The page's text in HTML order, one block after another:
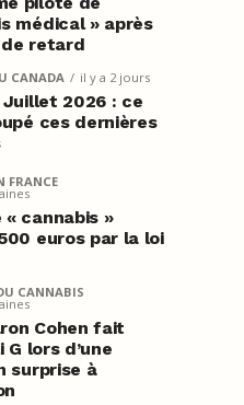
médical » après
retard
CANADA il y a 2 jours
Juillet 2026 : ce
ces dernières
FRANCE
« cannabis »
euros par la loi
CANNABIS
Cohen fait
G lors d’une
surprise à